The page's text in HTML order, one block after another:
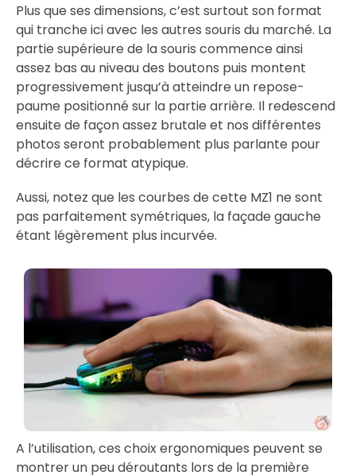
Plus que ses dimensions, c’est surtout son format
qui tranche ici avec les autres souris du marché. La
partie supérieure de la souris commence ainsi
assez bas au niveau des boutons puis montent
progressivement jusqu’à atteindre un repose-
paume positionné sur la partie arrière. Il redescend
ensuite de façon assez brutale et nos différentes
photos seront probablement plus parlante pour
décrire ce format atypique.
Aussi, notez que les courbes de cette MZ1 ne sont
pas parfaitement symétriques, la façade gauche
étant légèrement plus incurvée.
A l’utilisation, ces choix ergonomiques peuvent se
montrer un peu déroutants lors de la première